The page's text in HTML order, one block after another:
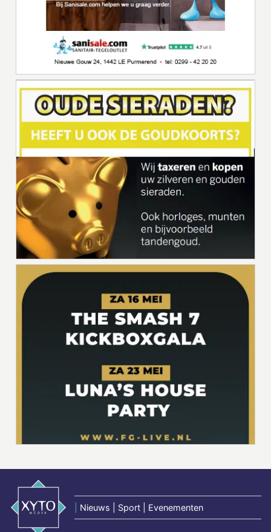
Nieuws | Sport | Evenementen